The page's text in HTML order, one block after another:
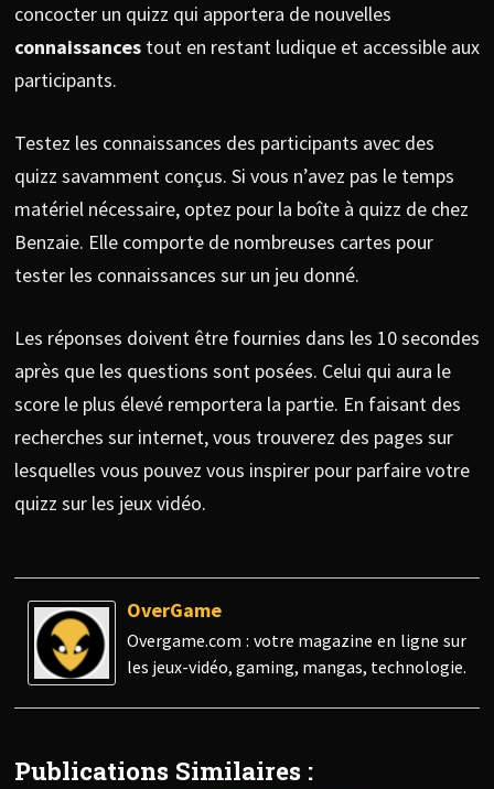
concocter un quizz qui apportera de nouvelles
connaissances tout en restant ludique et accessible aux
participants.
Testez les connaissances des participants avec des
quizz savamment conçus. Si vous n’avez pas le temps
matériel nécessaire, optez pour la boîte à quizz de chez
Benzaie. Elle comporte de nombreuses cartes pour
tester les connaissances sur un jeu donné.
Les réponses doivent être fournies dans les 10 secondes
après que les questions sont posées. Celui qui aura le
score le plus élevé remportera la partie. En faisant des
recherches sur internet, vous trouverez des pages sur
lesquelles vous pouvez vous inspirer pour parfaire votre
quizz sur les jeux vidéo.
OverGame
Overgame.com : votre magazine en ligne sur
les jeux-vidéo, gaming, mangas, technologie.
Publications Similaires :